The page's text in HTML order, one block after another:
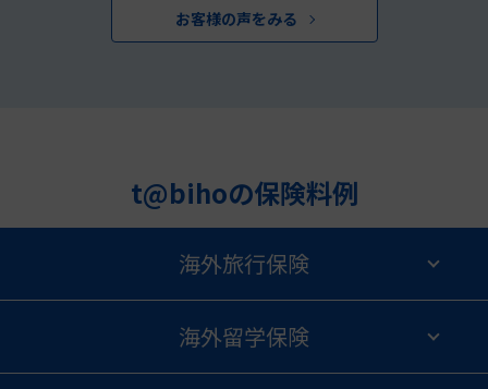
お客様の声をみる
t@bihoの保険料例
海外旅行保険
海外留学保険